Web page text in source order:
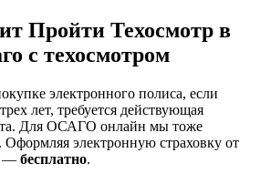
Пройти Техосмотр в
с техосмотром
электронного полиса, если
лет, требуется действующая
Для ОСАГО онлайн мы тоже
Оформляя электронную страховку от
— бесплатно.